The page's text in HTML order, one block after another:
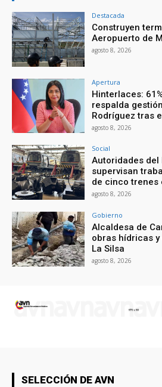
Destacada
Construyen
Aeropuerto de
agosto 8, 2026
Apertura
Hinterlaces:
respalda
Rodríguez tras
agosto 8, 2026
Social
Autoridades del
supervisan
de cinco trenes
agosto 8, 2026
Gobierno
Alcaldesa de
obras hídricas
La Silsa
agosto 8, 2026
SELECCIÓN DE AVN